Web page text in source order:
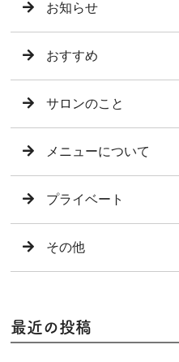
お知らせ
おすすめ
サロンのこと
メニューについて
プライベート
その他
最近の投稿